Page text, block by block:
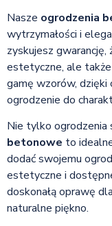
Nasze ogrodzenia
wytrzymałości i
zyskujesz
estetyczne, ale
gamę wzorów, dzięki
ogrodzenie do
Nie tylko ogrodzenia
betonowe to
dodać swojemu
estetyczne i
doskonałą oprawę
naturalne piękno.